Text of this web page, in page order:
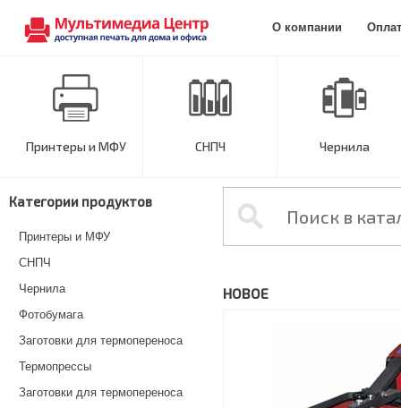
О компании
Принтеры и МФУ СНПЧ Чернила
Категории продуктов
Принтеры и МФУ
СНПЧ
Чернила
Фотобумага
Заготовки для термопереноса
Термопрессы
Заготовки для термопереноса
НОВОЕ